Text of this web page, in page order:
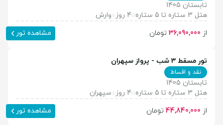
تابستان 1405
هتل 3 ستاره تا 5 ستاره
4 روز
وارش
از 36,090,000 تومان مشاهده تور
تور مسقط 3 شب - پرواز سپهران
نقد و اقساط
تابستان 1405
هتل 3 ستاره تا 5 ستاره
4 روز
سپهران
از 44,840,000 تومان مشاهده تور